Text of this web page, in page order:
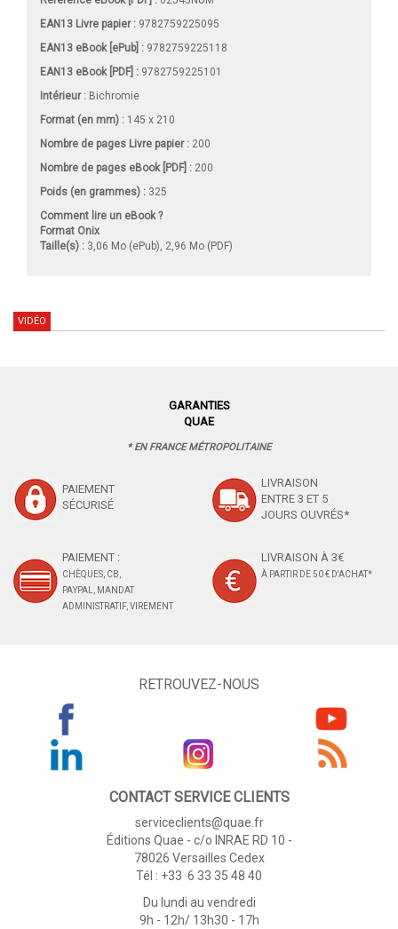
EAN13 Livre papier : 9782759225095
EAN13 eBook [ePub] : 9782759225118
EAN13 eBook [PDF] : 9782759225101
Intérieur : Bichromie
Format (en mm) : 145 x 210
Nombre de pages Livre papier: 200
Nombre de pages eBook [PDF] : 200
Poids (en grammes) : 325
Comment lire un eBook ?
Format Onix
Taille(s) : 3,06 Mo (ePub), 2,96 Mo (PDF)
VIDÉO
GARANTIES
QUAE
* EN FRANCE MÉTROPOLITAINE
PAIEMENT
SÉCURISÉ
LIVRAISON
ENTRE 3 ET 5
JOURS OUVRÉS*
PAIEMENT :
CHÈQUES, CB,
PAYPAL, MANDAT
ADMINISTRATIF, VIREMENT
LIVRAISON À 3€
À PARTIR DE 50 € D'ACHAT*
RETROUVEZ-NOUS
CONTACT SERVICE CLIENTS
serviceclients@quae.fr
Éditions Quae - c/o INRAE RD 10 -
78026 Versailles Cedex
Tél : +33 6 33 35 48 40
Du lundi au vendredi
9h - 12h/ 13h30 - 17h